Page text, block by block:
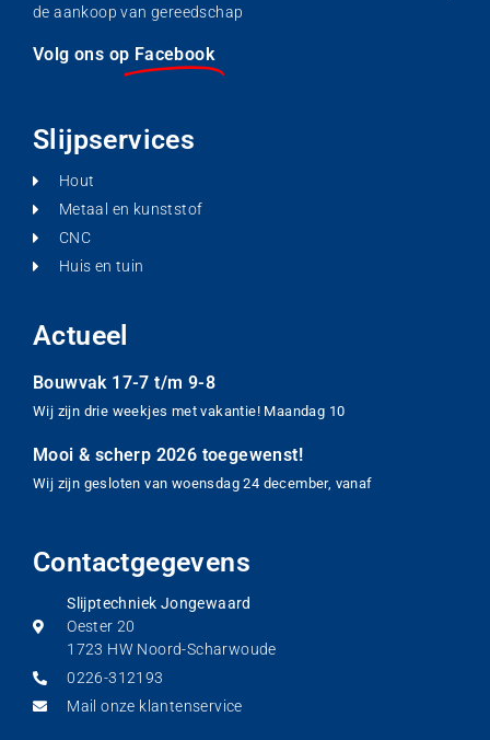
de aankoop van gereedschap
Volg ons op Facebook
Slijpservices
Hout
Metaal en kunststof
CNC
Huis en tuin
Actueel
Bouwvak 17-7 t/m 9-8
Wij zijn drie weekjes met vakantie! Maandag 10
Mooi & scherp 2026 toegewenst!
Wij zijn gesloten van woensdag 24 december, vanaf
Contactgegevens
Slijptechniek Jongewaard
Oester 20
1723 HW Noord-Scharwoude
0226-312193
Mail onze klantenservice